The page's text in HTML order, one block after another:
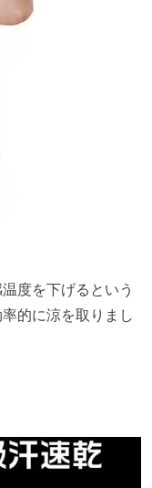
度を下げるという
的に涼を取りまし